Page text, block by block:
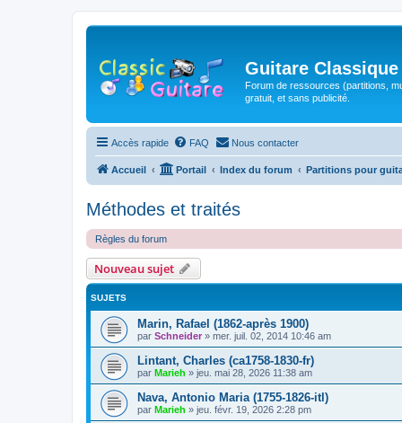
Guitare Classique
Forum de ressources (partitions,
gratuit, et sans publicité.
Accès rapide FAQ Nous contacter
Accueil Portail Index du forum Partitions pour
Méthodes et traités
Règles du forum
Nouveau sujet
SUJETS
Marin, Rafael (1862-après 1900)
par Schneider » mer. juil. 02, 2014 10:46 am
Lintant, Charles (ca1758-1830-fr)
par Marieh » jeu. mai 28, 2026 11:38 am
Nava, Antonio Maria (1755-1826-itl)
par Marieh » jeu. févr. 19, 2026 2:28 pm